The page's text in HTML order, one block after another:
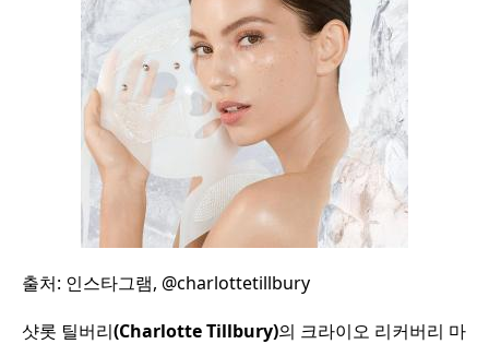
출처: 인스타그램, @charlottetillbury
샷롯 틸버리(Charlotte Tillbury)의 크라이오 리커버리 마